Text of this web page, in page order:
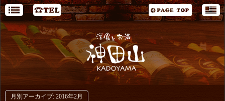
月別アーカイブ: 2016年2月